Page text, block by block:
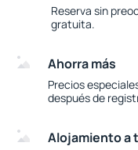
Reserva sin
gratuita.
Ahorra más
Precios
después de
Alojamiento a